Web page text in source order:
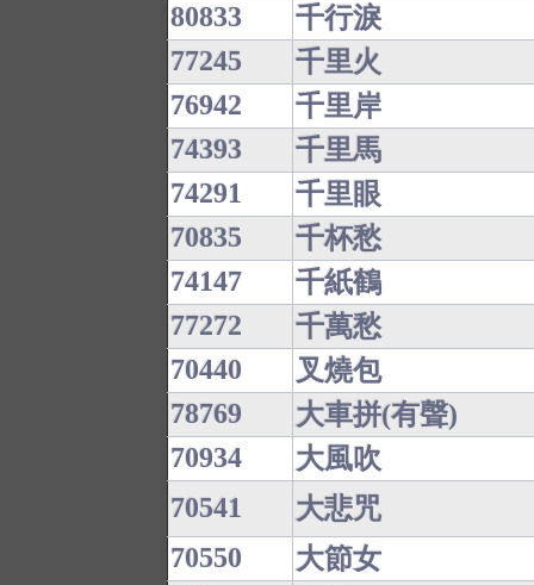
80833
千行淚
77245
千里火
76942
千里岸
74393
千里馬
74291
千里眼
70835
千杯愁
74147
千紙鶴
77272
千萬愁
70440
叉燒包
78769
大車拼(有聲)
70934
大風吹
70541
大悲咒
70550
大節女